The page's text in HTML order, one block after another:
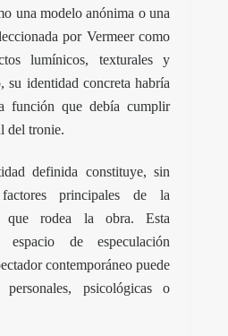
una modelo anónima o una
por Vermeer como
lumínicos, texturales y
su identidad concreta habría
función que debía cumplir
del tronie.
definida constituye, sin
principales de la
que rodea la obra. Esta
de especulación
contemporáneo puede
personales, psicológicas o